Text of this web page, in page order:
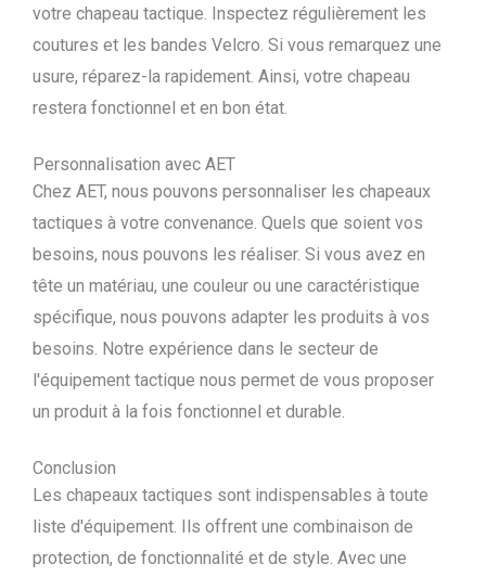
votre chapeau tactique. Inspectez régulièrement les
coutures et les bandes Velcro. Si vous remarquez une
usure, réparez-la rapidement. Ainsi, votre chapeau
restera fonctionnel et en bon état.
Personnalisation avec AET
Chez AET, nous pouvons personnaliser les chapeaux
tactiques à votre convenance. Quels que soient vos
besoins, nous pouvons les réaliser. Si vous avez en
tête un matériau, une couleur ou une caractéristique
spécifique, nous pouvons adapter les produits à vos
besoins. Notre expérience dans le secteur de
l'équipement tactique nous permet de vous proposer
un produit à la fois fonctionnel et durable.
Conclusion
Les chapeaux tactiques sont indispensables à toute
liste d'équipement. Ils offrent une combinaison de
protection, de fonctionnalité et de style. Avec une